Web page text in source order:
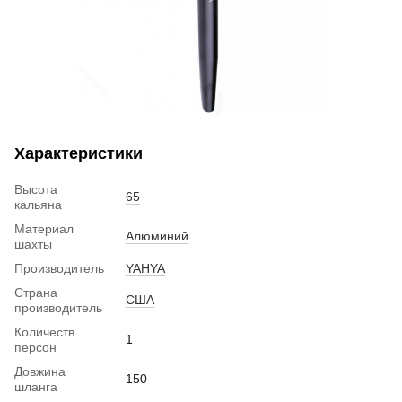
Характеристики
Высота
кальяна
65
Материал
шахты
Алюминий
Производитель
YAHYA
Страна
производитель
США
Количеств
персон
1
Довжина
шланга
150